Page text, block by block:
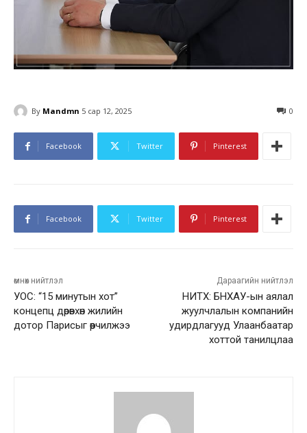
By Mandmn 5 сар 12, 2025 0
Facebook Twitter Pinterest
Facebook Twitter Pinterest
өмнөх нийтлэл
УОС: “15 минутын хот”
концепц дөрөвхөн жилийн
дотор Парисыг өөрчилжээ
Дараагийн нийтлэл
НИТХ: БНХАУ-ын аялал
жуулчлалын компанийн
удирдлагууд Улаанбаатар
хоттой танилцлаа